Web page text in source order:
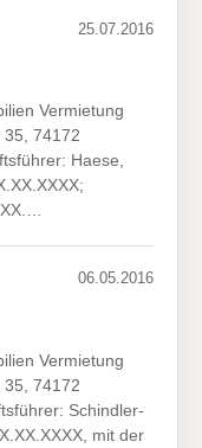
25.07.2016
Vermietung
74172
Haese,
06.05.2016
Vermietung
74172
Schindler-
mit der